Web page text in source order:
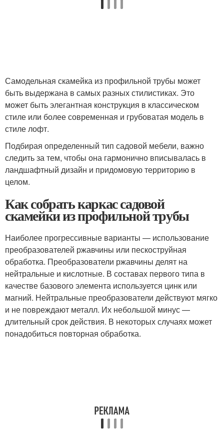
Самодельная скамейка из профильной трубы может
быть выдержана в самых разных стилистиках. Это
может быть элегантная конструкция в классическом
стиле или более современная и грубоватая модель в
стиле лофт.
Подбирая определенный тип садовой мебели, важно
следить за тем, чтобы она гармонично вписывалась в
ландшафтный дизайн и придомовую территорию в
целом.
Как собрать каркас садовой
скамейки из профильной трубы
Наиболее прогрессивные варианты — использование
преобразователей ржавчины или пескоструйная
обработка. Преобразователи ржавчины делят на
нейтральные и кислотные. В составах первого типа в
качестве базового элемента используется цинк или
магний. Нейтральные преобразователи действуют мягко
и не повреждают металл. Их небольшой минус —
длительный срок действия. В некоторых случаях может
понадобиться повторная обработка.